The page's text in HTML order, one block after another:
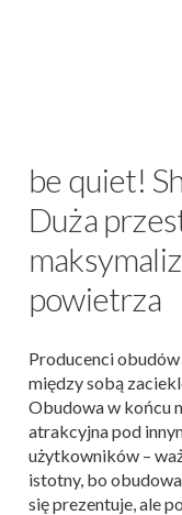
be quiet!
Duża
powietrza
Producenci
między sobą
Obudowa w końcu
atrakcyjna pod
użytkowników –
istotny, bo
się prezentuje, ale